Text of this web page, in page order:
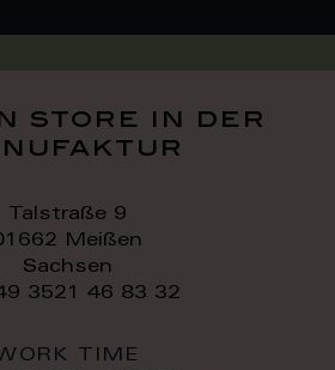
store in der
Talstraße 9
Meißen
Sachsen
3521 46 83 32
TIME